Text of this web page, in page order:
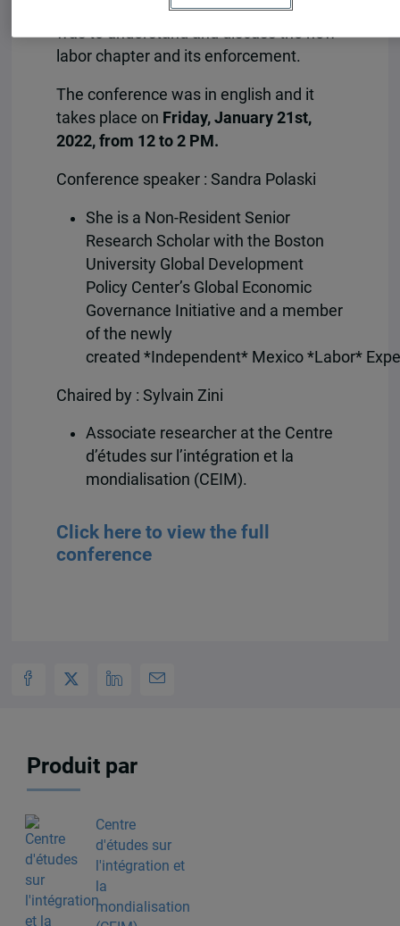
generation of labour clauses?”. The idea
was to understand and discuss the new
labor chapter and its enforcement.
The conference was in english and it
takes place on Friday, January 21st,
2022, from 12 to 2 PM.
Conference speaker : Sandra Polaski
She is a Non-Resident Senior
Research Scholar with the Boston
University Global Development
Policy Center’s Global Economic
Governance Initiative and a member
of the newly
created *Independent* Mexico *Labor*
Chaired by : Sylvain Zini
Associate researcher at the Centre
d’études sur l’intégration et la
mondialisation (CEIM).
Click here to view the full
conference
Produit par
Centre
d'études sur
l'intégration et
la
mondialisation